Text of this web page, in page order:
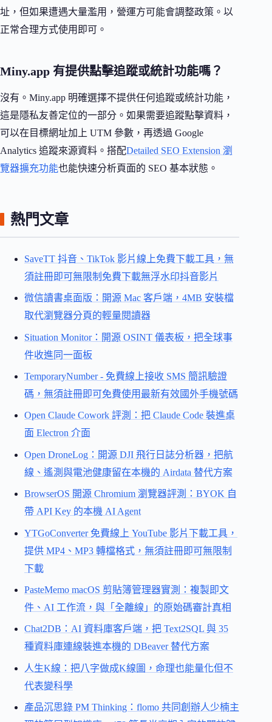
址，但如果遭遇大量濫用，營運方可能會調整政策。以
正常合理方式使用即可。
Miny.app 有提供點擊追蹤或統計功能嗎？
沒有。Miny.app 明確選擇不提供任何追蹤或統計功能，
這是隱私友善定位的一部分。如果需要追蹤點擊資料，
可以在目標網址加上 UTM 參數，再透過 Google
Analytics 追蹤來源資料。搭配Detailed SEO Extension 瀏
覽器擴充功能也能快速分析頁面的 SEO 基本狀態。
熱門文章
SaveTT 抖音、TikTok 影片線上免費下載工具，無
須註冊即可無限制免費下載無浮水印抖音影片
微信讀書桌面版：開源 Mac 客戶端，4MB 安裝檔
取代瀏覽器分頁的輕量閱讀器
Situation Monitor：開源 OSINT 儀表板，把全球事
件收進同一面板
TemporaryNumber - 免費線上接收 SMS 簡訊驗證
碼，無須註冊即可免費使用最新有效國外手機號碼
Open Claude Cowork 評測：把 Claude Code 裝進桌
面 Electron 介面
Open DroneLog：開源 DJI 飛行日誌分析器，把航
線、遙測與電池健康留在本機的 Airdata 替代方案
BrowserOS 開源 Chromium 瀏覽器評測：BYOK 自
帶 API Key 的本機 AI Agent
YTGoConverter 免費線上 YouTube 影片下載工具，
提供 MP4、MP3 轉檔格式，無須註冊即可無限制
下載
PasteMemo macOS 剪貼簿管理器實測：複製即文
件、AI 工作流，與「全離線」的原始碼審計真相
Chat2DB：AI 資料庫客戶端，把 Text2SQL 與 35
種資料庫連線裝進本機的 DBeaver 替代方案
人生K線：把八字做成K線圖，命理也能量化但不
代表變科學
產品沉思錄 PM Thinking：flomo 共同創辦人少楠主